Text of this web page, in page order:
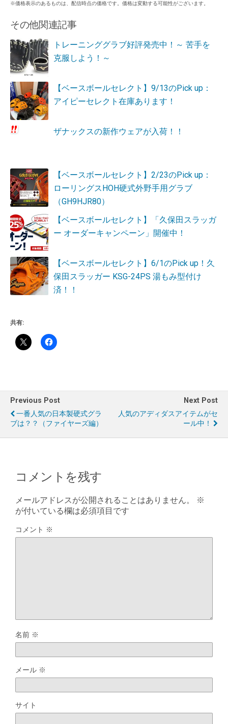
※価格表示のあるものは、配信時点の価格です。価格は変動する可能性がございます。
その他関連記事
トレーニンググラブ好評発売中！～ 苦手を
克服しよう！～
【ベースボールセレクト】9/13のPick up：
アイピーセレクト在庫あります！
ザナックスの新作ウェアが入荷！！
【ベースボールセレクト】2/23のPick up：
ローリングスHOH硬式外野手用グラブ
（GH9HJR80）
【ベースボールセレクト】「久保田スラッガ
ー オーダーキャンペーン」開催中！
【ベースボールセレクト】6/1のPick up！久
保田スラッガー KSG-24PS 湯もみ型付け
済！！
共有:
Previous Post
一番人気の日本製硬式グラ
ブは？？（ファイヤーズ編）
Next Post
人気のアディダスアイテムがセ
ール中！
コメントを残す
メールアドレスが公開されることはありません。
※
が付いている欄は必須項目です
コメント ※
名前 ※
メール ※
サイト